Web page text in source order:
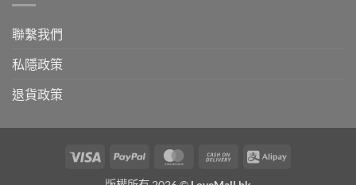
聯繫我們
私隱政策
退貨政策
Visa PayPal MasterCardCash
Alipay